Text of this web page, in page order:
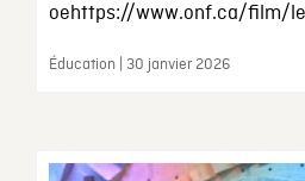
oehttps://www.onf.ca/film/
Éducation | 30 janvier 2026